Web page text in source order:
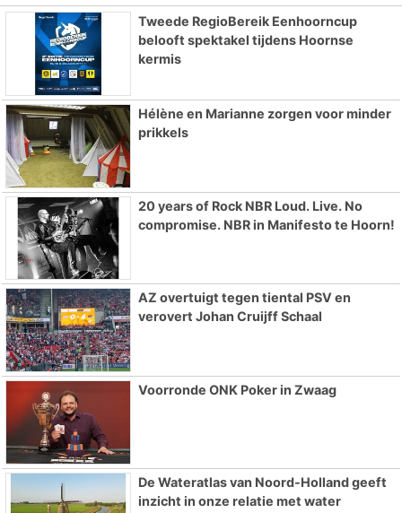
Tweede RegioBereik Eenhoorncup
belooft spektakel tijdens Hoornse
kermis
Hélène en Marianne zorgen voor minder
prikkels
20 years of Rock NBR Loud. Live. No
compromise. NBR in Manifesto te Hoorn!
AZ overtuigt tegen tiental PSV en
verovert Johan Cruijff Schaal
Voorronde ONK Poker in Zwaag
De Wateratlas van Noord-Holland geeft
inzicht in onze relatie met water